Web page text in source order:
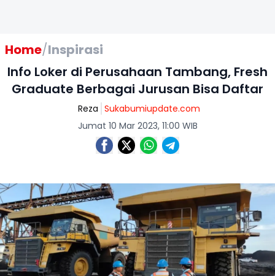
Home/Inspirasi
Info Loker di Perusahaan Tambang, Fresh
Graduate Berbagai Jurusan Bisa Daftar
Reza Sukabumiupdate.com
Jumat 10 Mar 2023, 11:00 WIB